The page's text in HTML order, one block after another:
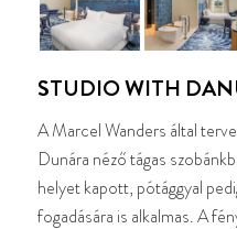
STUDIO WITH
A Marcel Wanders által
Dunára néző tágas
helyet kapott, pótággyal
fogadására is alkalmas. A